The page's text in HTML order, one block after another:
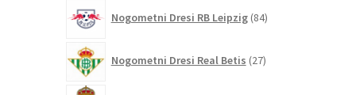
Nogometni Dresi RB Leipzig 84izdelkov
Nogometni Dresi Real Betis 27izdelkov